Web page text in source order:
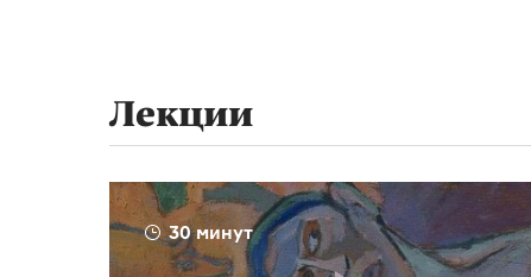
Лекции
30 минут